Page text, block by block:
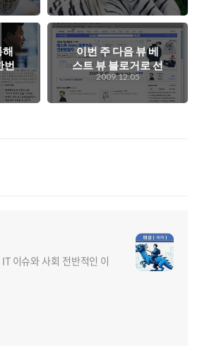
해
번
이번 주 다음 뷰 베
스트 뷰 블로거로 선
정되었네요.. ^^
2009.12.05
이슈와 사회 전반적인 이